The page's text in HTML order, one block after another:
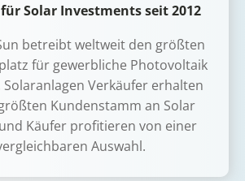
Solar Investments seit 2012
betreibt weltweit den größten
für gewerbliche Photovoltaik
Verkäufer erhalten
Kundenstamm an Solar
Käufer profitieren von einer
Auswahl.